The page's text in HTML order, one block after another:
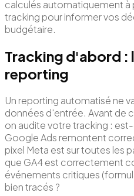
calculés automatiquement à
tracking pour informer vos
budgétaire.
Tracking d'abord :
reporting
Un reporting automatisé ne
données d'entrée. Avant de
on audite votre tracking :
Google Ads remontent
pixel Meta est sur toutes les
que GA4 est correctement
événements critiques
bien tracés ?